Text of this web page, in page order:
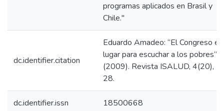
programas aplicados en Brasil y
Chile."
dc.identifier.citation
Eduardo Amadeo: “El Congreso
lugar para escuchar a los pobres”.
(2009). Revista ISALUD, 4(20),
28.
dc.identifier.issn 18500668